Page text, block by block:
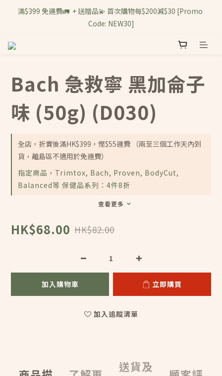
滿$399 免運費🚛  + 送贈品💫 首次購物每$200減$30 [Promo
Code: NEW30]
Bach 急救寧 黑加侖子
味 (50g) (D030)
全店，折實後滿HK$399，慳$55運費 （兩至三個工作天內到
貨，離島區不適用於免運費）
指定商品，Trimtox, Bach, Proven, BodyCut,
Balanced等 保健品系列：4件8折
查看更多
HK$68.00 HK$82.00
加入購物車 立即購買
加入追蹤清單
送貨及